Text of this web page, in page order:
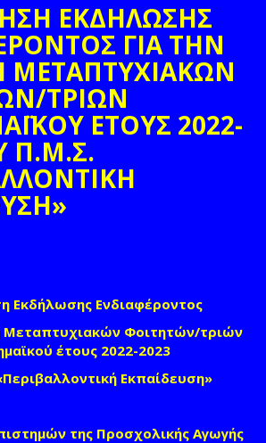
ΕΚΔΗΛΩΣΗΣ
ΓΙΑ ΤΗΝ
ΜΕΤΑΠΤΥΧΙΑΚΩΝ
ΤΡΙΩΝ
ΕΤΟΥΣ 2022-
Π.Μ.Σ.
Εκδήλωσης Ενδιαφέροντος
Μεταπτυχιακών Φοιτητών/τριών
έτους 2022-2023
Εκπαίδευση»
της Προσχολικής Αγωγής